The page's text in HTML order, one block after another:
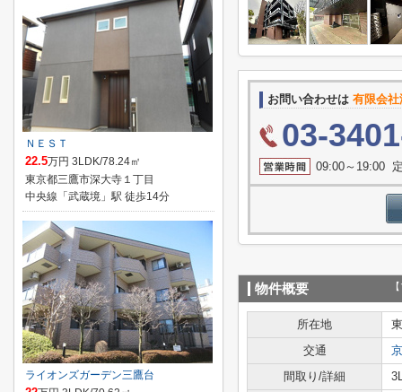
お問い合わせは 有限会社
03-
09:00～19:00
物件概要
所在地
交通
間取り/詳細
ＮＥＳＴ
22.5万円 3LDK/78.24㎡
東京都三鷹市深大寺１丁目
中央線「武蔵境」駅 徒歩14分
ライオンズガーデン三鷹台